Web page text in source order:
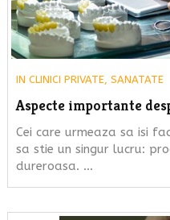
IN CLINICI PRIVATE, SANATATE
Aspecte importante
Cei care urmeaza sa isi
sa stie un singur lucru:
dureroasa. …